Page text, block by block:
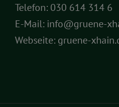
Telefon: 030 614 314 6
E-Mail: info@gruene-
Webseite: gruene-